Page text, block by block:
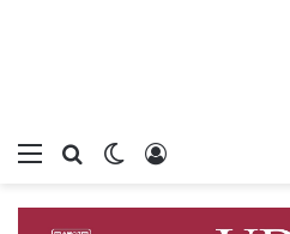
بحثالوضع
تسجيل الدخول